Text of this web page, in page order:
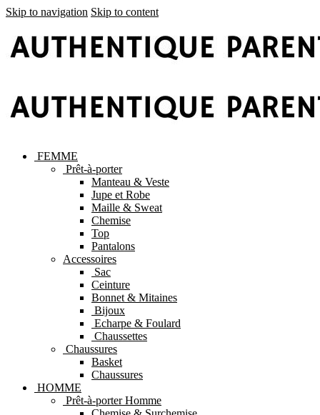
Skip to navigation Skip to content
FEMME
Prêt-à-porter
Manteau & Veste
Jupe et Robe
Maille & Sweat
Chemise
Top
Pantalons
Accessoires
Sac
Ceinture
Bonnet & Mitaines
Bijoux
Echarpe & Foulard
Chaussettes
Chaussures
Basket
Chaussures
HOMME
Prêt-à-porter Homme